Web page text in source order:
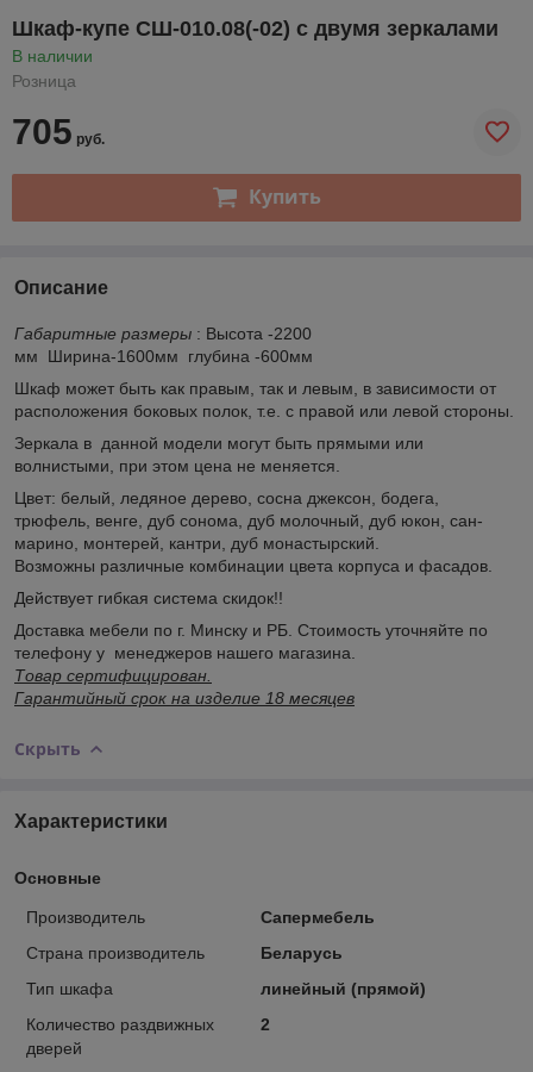
Шкаф-купе СШ-010.08(-02) с двумя зеркалами
В наличии
Розница
705 руб.
Купить
Описание
Габаритные размеры : Высота -2200
мм Ширина-1600мм глубина -600мм
Шкаф может быть как правым, так и левым, в зависимости от
расположения боковых полок, т.е. с правой или левой стороны.
Зеркала в данной модели могут быть прямыми или
волнистыми, при этом цена не меняется.
Цвет: белый, ледяное дерево, сосна джексон, бодега,
трюфель, венге, дуб сонома, дуб молочный, дуб юкон, сан-
марино, монтерей, кантри, дуб монастырский.
Возможны различные комбинации цвета корпуса и фасадов.
Действует гибкая система скидок!!
Доставка мебели по г. Минску и РБ. Стоимость уточняйте по
телефону у менеджеров нашего магазина.
Товар сертифицирован.
Гарантийный срок на изделие 18 месяцев
Скрыть
Характеристики
Основные
Производитель
Сапермебель
Страна производитель
Беларусь
Тип шкафа
линейный (прямой)
Количество раздвижных
дверей
2